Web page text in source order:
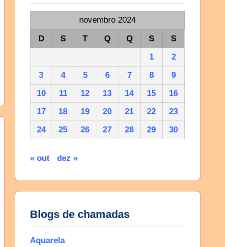
novembro 2024
D
S T Q Q S
S
1
2
3
4 5 6 7 8
9
10
11 12 13 14 15
16
17
18 19 20 21 22
23
24
25 26 27 28 29 30
« out dez »
Blogs de chamadas
Aquarela